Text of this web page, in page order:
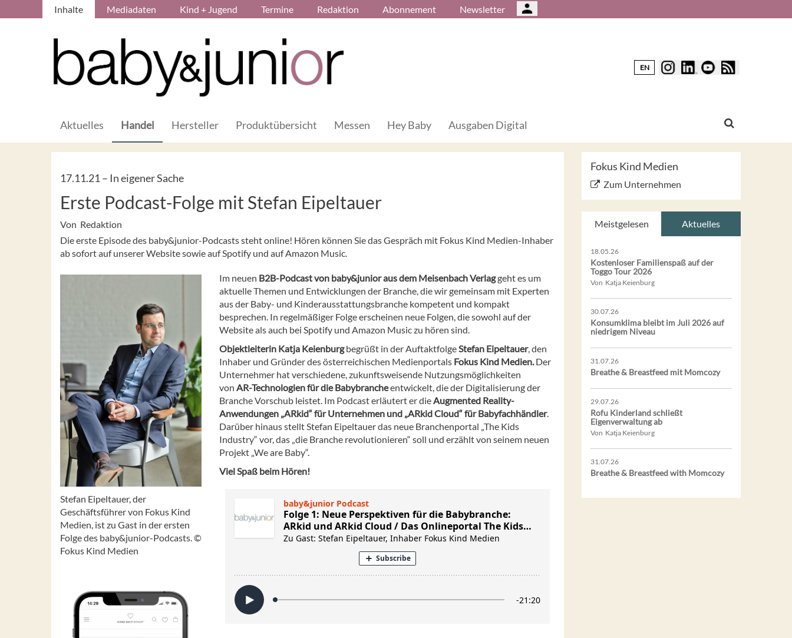
Inhalte Mediadaten Kind + Jugend Termine Redaktion Abonnement Newsletter
EN
Aktuelles Handel Hersteller Produktübersicht Messen Hey Baby Ausgaben Digital
17.11.21 – In eigener Sache
Erste Podcast-Folge mit Stefan Eipeltauer
Von Redaktion
Die erste Episode des baby&junior-Podcasts steht online! Hören können Sie das Gespräch mit Fokus Kind Medien-Inhaber
ab sofort auf unserer Website sowie auf Spotify und auf Amazon Music.
Stefan Eipeltauer, der
Geschäftsführer von Fokus Kind
Medien, ist zu Gast in der ersten
Folge des baby&junior-Podcasts. ©
Fokus Kind Medien
Im neuen B2B-Podcast von baby&junior aus dem Meisenbach Verlaggeht es um
aktuelle Themen und Entwicklungen der Branche, die wir gemeinsam mit Experten
aus der Baby- und Kinderausstattungsbranche kompetent und kompakt
besprechen. In regelmäßiger Folge erscheinen neue Folgen, die sowohl auf der
Website als auch bei Spotify und Amazon Music zu hören sind.
Objektleiterin Katja Keienburgbegrüßt in der AuftaktfolgeStefan Eipeltauer, den
Inhaber und Gründer des österreichischen Medienportals Fokus Kind Medien.Der
Unternehmer hat verschiedene, zukunftsweisende Nutzungsmöglichkeiten
von AR-Technologien für die Babybrancheentwickelt, die der Digitalisierung der
Branche Vorschub leistet. Im Podcast erläutert er dieAugmented Reality-
Anwendungen „ARkid“ für Unternehmen und „ARkid Cloud“ für Babyfachhändler.
Darüber hinaus stellt Stefan Eipeltauer das neue Branchenportal „The Kids
Industry“ vor, das „die Branche revolutionieren“ soll und erzählt von seinem neuen
Projekt „We are Baby“.
Viel Spaß beim Hören!
Fokus Kind Medien
Zum Unternehmen
Meistgelesen Aktuelles
18.05.26
Kostenloser Familienspaß auf der
Toggo Tour 2026
Von Katja Keienburg
30.07.26
Konsumklima bleibt im Juli 2026 auf
niedrigem Niveau
31.07.26
Breathe & Breastfeed mit Momcozy
29.07.26
Rofu Kinderland schließt
Eigenverwaltung ab
Von Katja Keienburg
31.07.26
Breathe & Breastfeed with Momcozy